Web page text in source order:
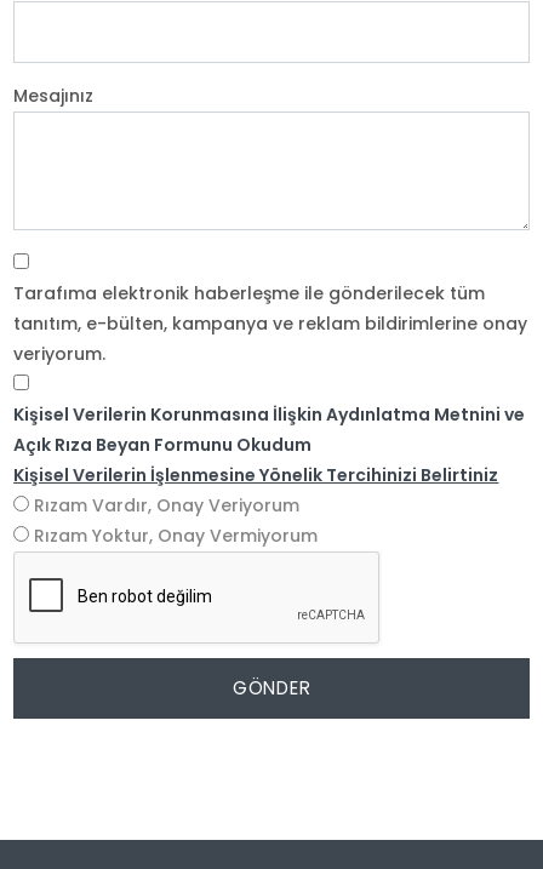
Mesajınız
Tarafıma elektronik haberleşme ile gönderilecek tüm
tanıtım, e-bülten, kampanya ve reklam bildirimlerine onay
veriyorum.
Kişisel Verilerin Korunmasına İlişkin Aydınlatma Metnini ve
Açık Rıza Beyan Formunu Okudum
Kişisel Verilerin İşlenmesine Yönelik Tercihinizi Belirtiniz
Rızam Vardır, Onay Veriyorum
Rızam Yoktur, Onay Vermiyorum
GÖNDER